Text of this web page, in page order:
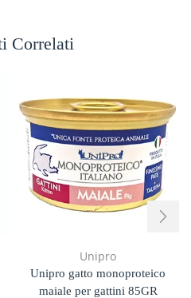
Correlati
Unipro
Unipro gatto monoproteico
maiale per gattini 85GR